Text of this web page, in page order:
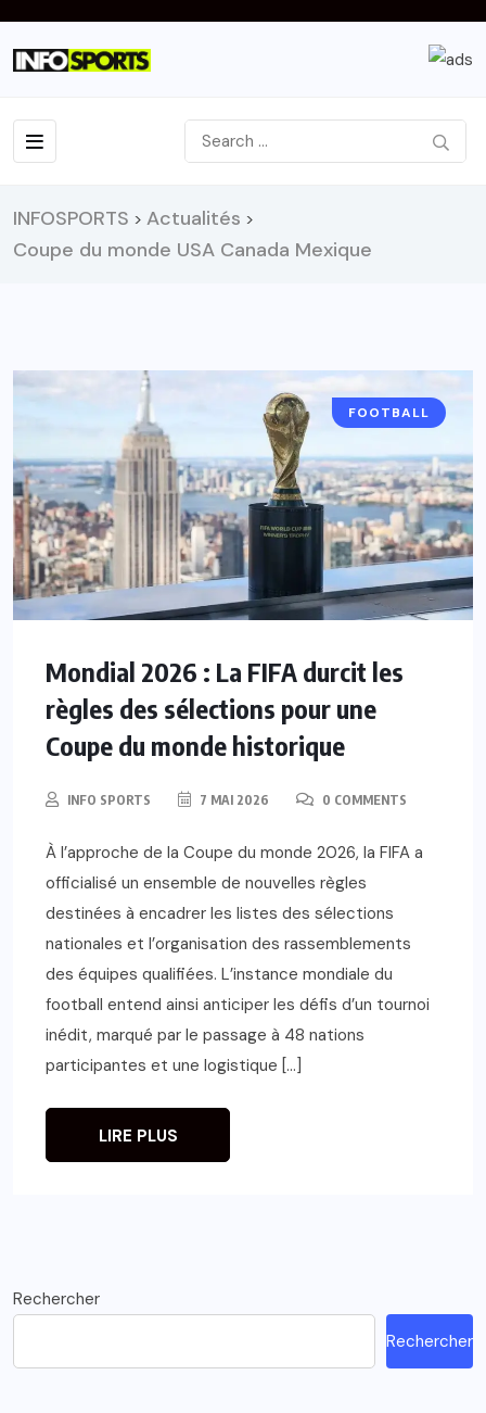
INFOSPORTS > Actualités >
Coupe du monde USA Canada Mexique
FOOTBALL
Mondial 2026 : La FIFA durcit les
règles des sélections pour une
Coupe du monde historique
INFO SPORTS 7 MAI 2026 0 COMMENTS
À l’approche de la Coupe du monde 2026, la FIFA a
officialisé un ensemble de nouvelles règles
destinées à encadrer les listes des sélections
nationales et l’organisation des rassemblements
des équipes qualifiées. L’instance mondiale du
football entend ainsi anticiper les défis d’un tournoi
inédit, marqué par le passage à 48 nations
participantes et une logistique […]
LIRE PLUS
Rechercher
Rechercher